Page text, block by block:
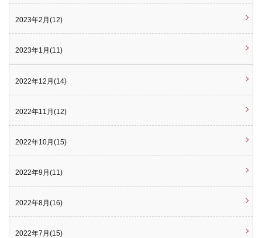
2023年2月(12)
2023年1月(11)
2022年12月(14)
2022年11月(12)
2022年10月(15)
2022年9月(11)
2022年8月(16)
2022年7月(15)